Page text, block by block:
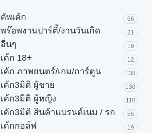
คัพเค้ก 66
พร๊อพงานปาร์ตี้/งานวันเกิด 21
อื่นๆ 19
เค้ก 18+ 12
เค้ก ภาพยนตร์/เกม/การ์ตูน 138
เค้ก3มิติ ผู้ชาย 130
เค้ก3มิติ ผู้หญิง 110
เค้ก3มิติ สินค้าแบรนด์เนม / รถ 55
เค้กกอล์ฟ 19